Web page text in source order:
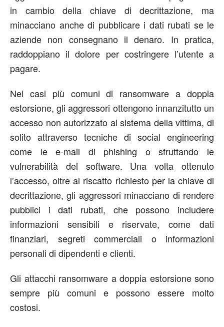
in cambio della chiave di decrittazione, ma
minacciano anche di pubblicare i dati rubati se le
aziende non consegnano il denaro. In pratica,
raddoppiano il dolore per costringere l’utente a
pagare.
Nei casi più comuni di ransomware a doppia
estorsione, gli aggressori ottengono innanzitutto un
accesso non autorizzato al sistema della vittima, di
solito attraverso tecniche di social engineering
come le e-mail di phishing o sfruttando le
vulnerabilità del software. Una volta ottenuto
l’accesso, oltre al riscatto richiesto per la chiave di
decrittazione, gli aggressori minacciano di rendere
pubblici i dati rubati, che possono includere
informazioni sensibili e riservate, come dati
finanziari, segreti commerciali o informazioni
personali di dipendenti e clienti.
Gli attacchi ransomware a doppia estorsione sono
sempre più comuni e possono essere molto
costosi.